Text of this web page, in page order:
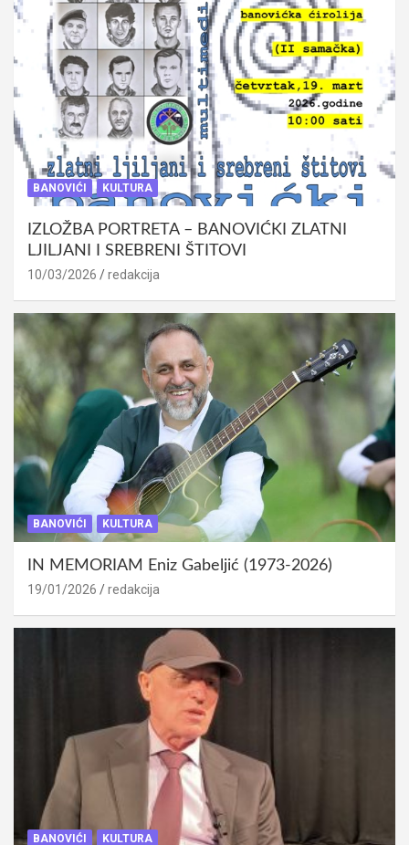
BANOVIĆI KULTURA
IZLOŽBA PORTRETA – BANOVIĆKI ZLATNI
LJILJANI I SREBRENI ŠTITOVI
10/03/2026 redakcija
BANOVIĆI KULTURA
IN MEMORIAM Eniz Gabeljić (1973-2026)
19/01/2026 redakcija
BANOVIĆI KULTURA